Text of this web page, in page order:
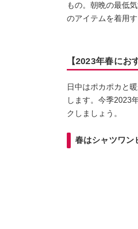
もの。朝晩の最低
のアイテムを着用
【2023年春に
日中はポカポカと
します。今季2023
クしましょう。
春はシャツワン